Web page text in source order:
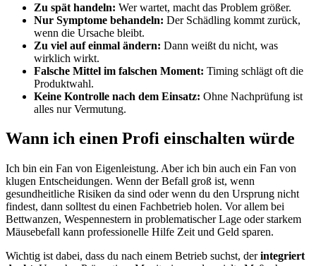
Zu spät handeln: Wer wartet, macht das Problem größer.
Nur Symptome behandeln: Der Schädling kommt zurück,
wenn die Ursache bleibt.
Zu viel auf einmal ändern: Dann weißt du nicht, was
wirklich wirkt.
Falsche Mittel im falschen Moment: Timing schlägt oft die
Produktwahl.
Keine Kontrolle nach dem Einsatz: Ohne Nachprüfung ist
alles nur Vermutung.
Wann ich einen Profi einschalten würde
Ich bin ein Fan von Eigenleistung. Aber ich bin auch ein Fan von
klugen Entscheidungen. Wenn der Befall groß ist, wenn
gesundheitliche Risiken da sind oder wenn du den Ursprung nicht
findest, dann solltest du einen Fachbetrieb holen. Vor allem bei
Bettwanzen, Wespennestern in problematischer Lage oder starkem
Mäusebefall kann professionelle Hilfe Zeit und Geld sparen.
Wichtig ist dabei, dass du nach einem Betrieb suchst, derintegriert